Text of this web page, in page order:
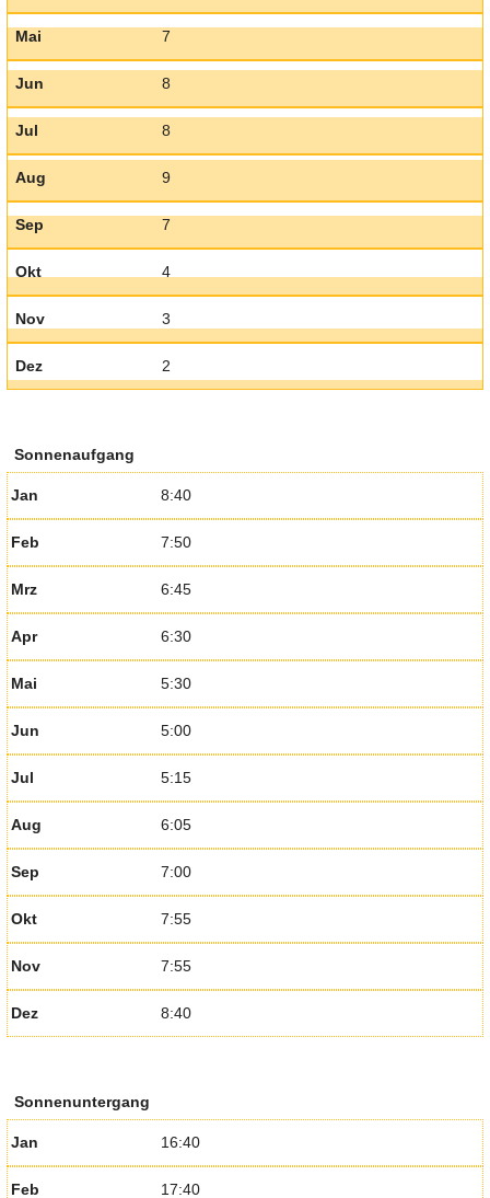
Mai 7
Jun 8
Jul 8
Aug 9
Sep 7
Okt 4
Nov 3
Dez 2
Sonnenaufgang
Jan 8:40
Feb 7:50
Mrz 6:45
Apr 6:30
Mai 5:30
Jun 5:00
Jul 5:15
Aug 6:05
Sep 7:00
Okt 7:55
Nov 7:55
Dez 8:40
Sonnenuntergang
Jan 16:40
Feb 17:40